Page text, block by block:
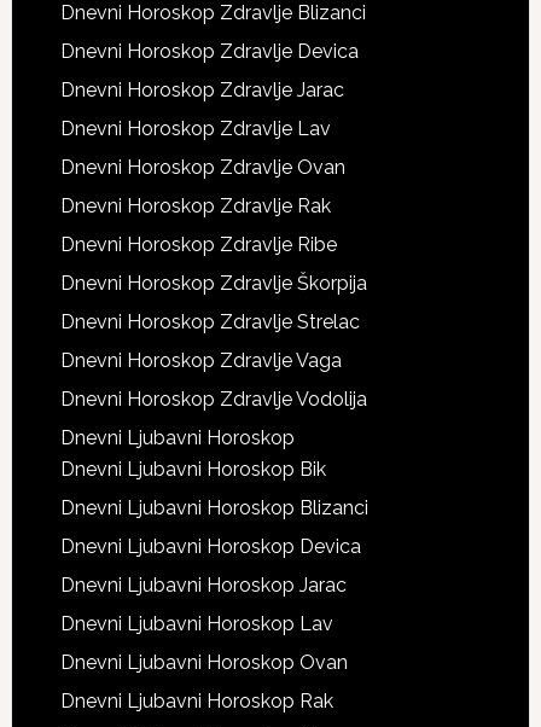
Dnevni Horoskop Zdravlje Blizanci
Dnevni Horoskop Zdravlje Devica
Dnevni Horoskop Zdravlje Jarac
Dnevni Horoskop Zdravlje Lav
Dnevni Horoskop Zdravlje Ovan
Dnevni Horoskop Zdravlje Rak
Dnevni Horoskop Zdravlje Ribe
Dnevni Horoskop Zdravlje Škorpija
Dnevni Horoskop Zdravlje Strelac
Dnevni Horoskop Zdravlje Vaga
Dnevni Horoskop Zdravlje Vodolija
Dnevni Ljubavni Horoskop
Dnevni Ljubavni Horoskop Bik
Dnevni Ljubavni Horoskop Blizanci
Dnevni Ljubavni Horoskop Devica
Dnevni Ljubavni Horoskop Jarac
Dnevni Ljubavni Horoskop Lav
Dnevni Ljubavni Horoskop Ovan
Dnevni Ljubavni Horoskop Rak